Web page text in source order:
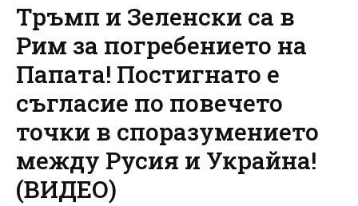
Тръмп и Зеленски са в
Рим за погребението на
Папата! Постигнато е
съгласие по повечето
точки в споразумението
между Русия и Украйна!
(ВИДЕО)